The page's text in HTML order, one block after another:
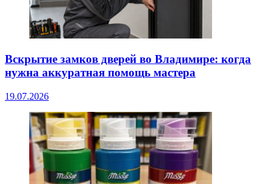
Вскрытие замков дверей во Владимире: когда
нужна аккуратная помощь мастера
19.07.2026